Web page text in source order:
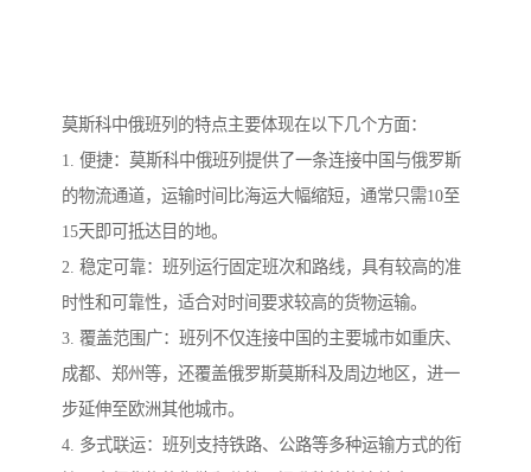
莫斯科中俄班列的特点主要体现在以下几个方面：
1. 便捷：莫斯科中俄班列提供了一条连接中国与俄罗斯
的物流通道，运输时间比海运大幅缩短，通常只需10至
15天即可抵达目的地。
2. 稳定可靠：班列运行固定班次和路线，具有较高的准
时性和可靠性，适合对时间要求较高的货物运输。
3. 覆盖范围广：班列不仅连接中国的主要城市如重庆、
成都、郑州等，还覆盖俄罗斯莫斯科及周边地区，进一
步延伸至欧洲其他城市。
4. 多式联运：班列支持铁路、公路等多种运输方式的衔